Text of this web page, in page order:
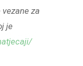
za
je